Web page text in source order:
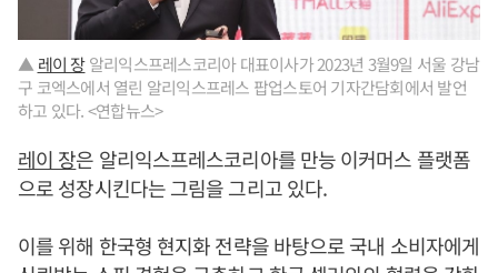
▲레이 장알리익스프레스코리아 대표이사가 2023년 3월9일 서울 강남
구 코엑스에서 열린 알리익스프레스 팝업스토어 기자간담회에서 발언
하고 있다. <연합뉴스>
레이 장은 알리익스프레스코리아를 만능 이커머스 플랫폼
으로 성장시킨다는 그림을 그리고 있다.
이를 위해 한국형 현지화 전략을 바탕으로 국내 소비자에게